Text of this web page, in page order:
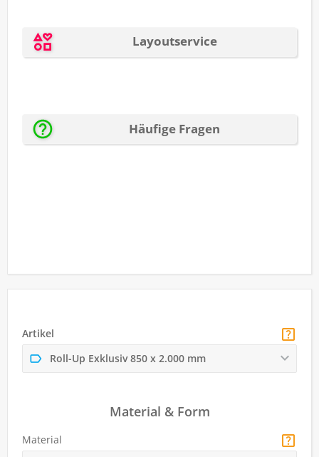
Artikel
Roll-Up Exklusiv 850 x 2.000 mm
Material & Form
Material